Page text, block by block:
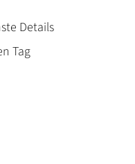
Details
Tag